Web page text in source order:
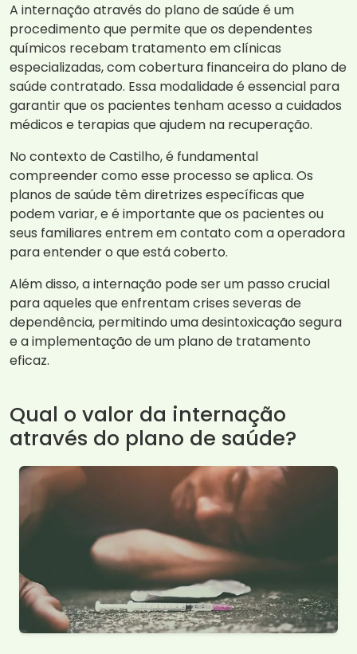
A internação através do plano de saúde é um
procedimento que permite que os dependentes
químicos recebam tratamento em clínicas
especializadas, com cobertura financeira do plano de
saúde contratado. Essa modalidade é essencial para
garantir que os pacientes tenham acesso a cuidados
médicos e terapias que ajudem na recuperação.
No contexto de Castilho, é fundamental
compreender como esse processo se aplica. Os
planos de saúde têm diretrizes específicas que
podem variar, e é importante que os pacientes ou
seus familiares entrem em contato com a operadora
para entender o que está coberto.
Além disso, a internação pode ser um passo crucial
para aqueles que enfrentam crises severas de
dependência, permitindo uma desintoxicação segura
e a implementação de um plano de tratamento
eficaz.
Qual o valor da internação
através do plano de saúde?